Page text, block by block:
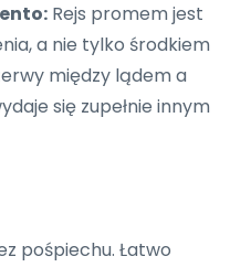
Rejs promem jest
a nie tylko środkiem
między lądem a
się zupełnie innym
pośpiechu. Łatwo